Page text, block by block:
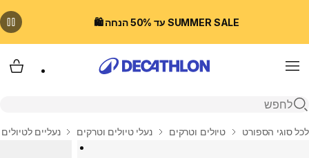
SUMMER SALE עד 50% הנחה 🛍️
Menu
פתיחת חיפוש
בית
לכל סוגי הספורט טיולים וטרקים נעלי טיולים וטרקים נעליים